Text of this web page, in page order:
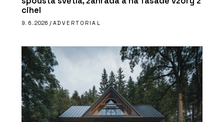
cihel
9. 6. 2026 / ADVERTORIAL